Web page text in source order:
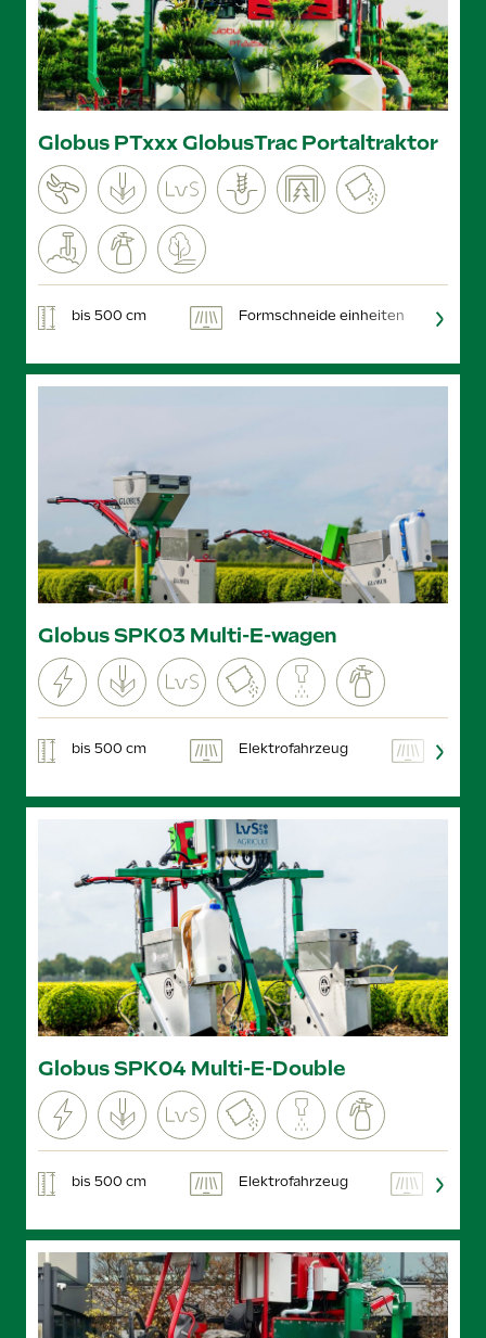
Globus PTxxx GlobusTrac Portaltraktor
bis 500 cm Formschneide einheiten
Globus SPK03 Multi-E-wagen
bis 500 cm Elektrofahrzeug
Globus SPK04 Multi-E-Double
bis 500 cm Elektrofahrzeug GPS